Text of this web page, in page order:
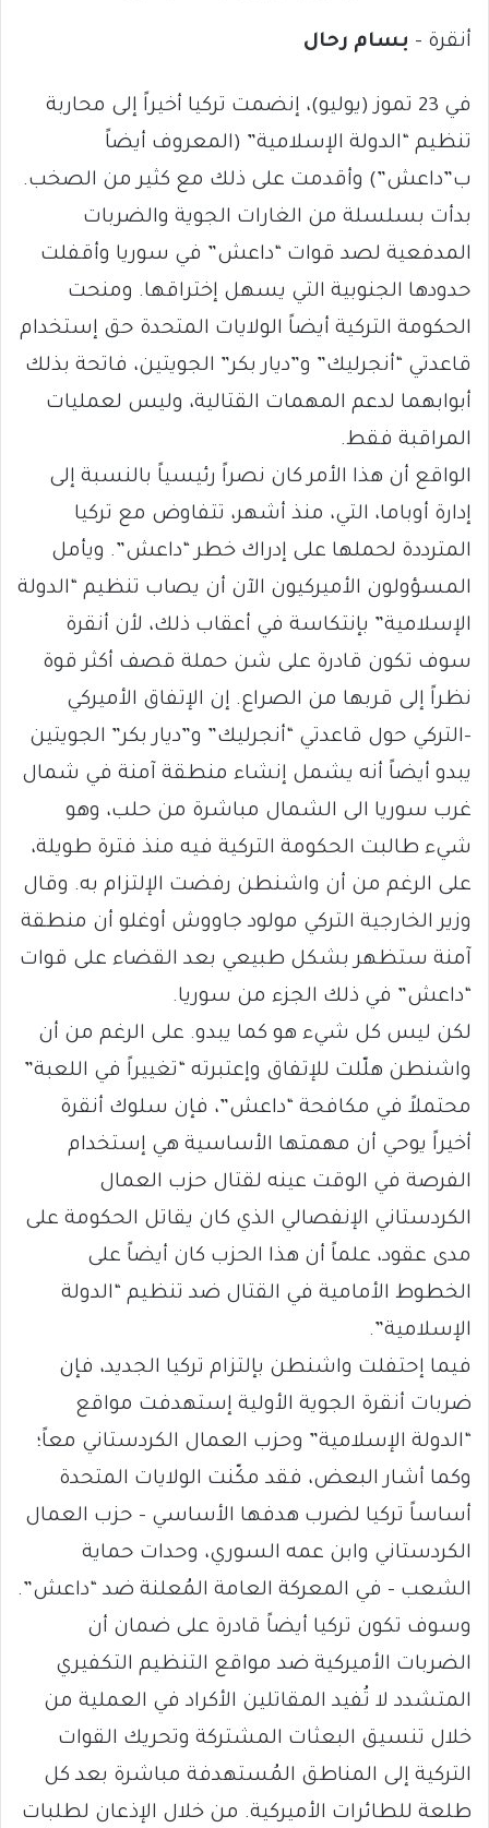
أنقرة – بسام رحال
في 23 تموز (يوليو)، إنضمت تركيا أخيراً إلى محاربة
تنظيم “الدولة الإسلامية” (المعروف أيضاً
ب”داعش”) وأقدمت على ذلك مع كثير من الصخب.
بدأت بسلسلة من الغارات الجوية والضربات
المدفعية لصد قوات “داعش” في سوريا وأقفلت
حدودها الجنوبية التي يسهل إختراقها. ومنحت
الحكومة التركية أيضاً الولايات المتحدة حق إستخدام
قاعدتي “أنجرليك” و”ديار بكر” الجويتين، فاتحة بذلك
أبوابهما لدعم المهمات القتالية، وليس لعمليات
المراقبة فقط.
الواقع أن هذا الأمر كان نصراً رئيسياً بالنسبة إلى
إدارة أوباما، التي، منذ أشهر، تتفاوض مع تركيا
المترددة لحملها على إدراك خطر “داعش”. ويأمل
المسؤولون الأميركيون الآن أن يصاب تنظيم “الدولة
الإسلامية” بإنتكاسة في أعقاب ذلك، لأن أنقرة
سوف تكون قادرة على شن حملة قصف أكثر قوة
نظراً إلى قربها من الصراع. إن الإتفاق الأميركي
-التركي حول قاعدتي “أنجرليك” و”ديار بكر” الجويتين
يبدو أيضاً أنه يشمل إنشاء منطقة آمنة في شمال
غرب سوريا الى الشمال مباشرة من حلب، وهو
شيء طالبت الحكومة التركية فيه منذ فترة طويلة،
على الرغم من أن واشنطن رفضت الإلتزام به. وقال
وزير الخارجية التركي مولود جاووش أوغلو أن منطقة
آمنة ستظهر بشكل طبيعي بعد القضاء على قوات
“داعش” في ذلك الجزء من سوريا.
لكن ليس كل شيء هو كما يبدو. على الرغم من أن
واشنطن هلّلت للإتفاق وإعتبرته “تغييراً في اللعبة”
محتملاً في مكافحة “داعش”، فإن سلوك أنقرة
أخيراً يوحي أن مهمتها الأساسية هي إستخدام
الفرصة في الوقت عينه لقتال حزب العمال
الكردستاني الإنفصالي الذي كان يقاتل الحكومة على
مدى عقود، علماً أن هذا الحزب كان أيضاً على
الخطوط الأمامية في القتال ضد تنظيم “الدولة
الإسلامية”.
فيما إحتفلت واشنطن بإلتزام تركيا الجديد، فإن
ضربات أنقرة الجوية الأولية إستهدفت مواقع
“الدولة الإسلامية” وحزب العمال الكردستاني معاً؛
وكما أشار البعض، فقد مكّنت الولايات المتحدة
أساساً تركيا لضرب هدفها الأساسي – حزب العمال
الكردستاني وابن عمه السوري، وحدات حماية
الشعب – في المعركة العامة المُعلنة ضد “داعش”.
وسوف تكون تركيا أيضاً قادرة على ضمان أن
الضربات الأميركية ضد مواقع التنظيم التكفيري
المتشدد لا تُفيد المقاتلين الأكراد في العملية من
خلال تنسيق البعثات المشتركة وتحريك القوات
التركية إلى المناطق المُستهدفة مباشرة بعد كل
طلعة للطائرات الأميركية. من خلال الإذعان لطلبات